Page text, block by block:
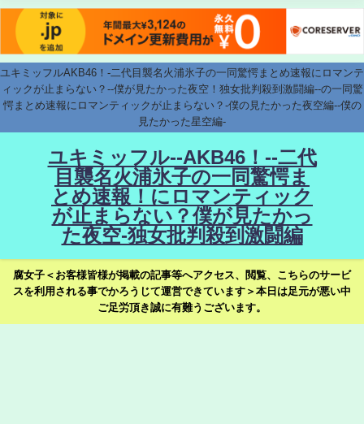
ユキミッフルAKB46！-二代目襲名火浦氷子の一同驚愕まとめ速報にロマンテ
ィックが止まらない？--僕が見たかった夜空！独女批判殺到激闘編--の一同驚
愕まとめ速報にロマンティックが止まらない？-僕の見たかった夜空編--僕の
見たかった星空編-
ユキミッフル--AKB46！--二代
目襲名火浦氷子の一同驚愕ま
とめ速報！にロマンティック
が止まらない？僕が見たかっ
た夜空-独女批判殺到激闘編
腐女子＜お客様皆様が掲載の記事等へアクセス、閲覧、こちらのサービ
スを利用される事でかろうじて運営できています＞本日は足元が悪い中
ご足労頂き誠に有難うございます。